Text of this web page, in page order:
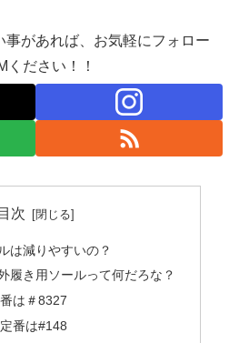
事があれば、お気軽にフォロー
ください！！
目次
は減りやすいの？
履き用ソールって何だろな？
は＃8327
番は#148